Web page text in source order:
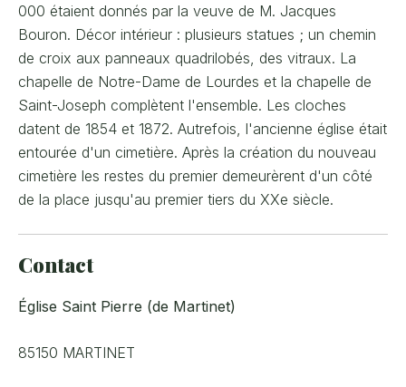
000 étaient donnés par la veuve de M. Jacques
Bouron. Décor intérieur : plusieurs statues ; un chemin
de croix aux panneaux quadrilobés, des vitraux. La
chapelle de Notre-Dame de Lourdes et la chapelle de
Saint-Joseph complètent l'ensemble. Les cloches
datent de 1854 et 1872. Autrefois, l'ancienne église était
entourée d'un cimetière. Après la création du nouveau
cimetière les restes du premier demeurèrent d'un côté
de la place jusqu'au premier tiers du XXe siècle.
Contact
Église Saint Pierre (de Martinet)
85150 MARTINET